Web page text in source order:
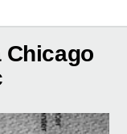
Chicago